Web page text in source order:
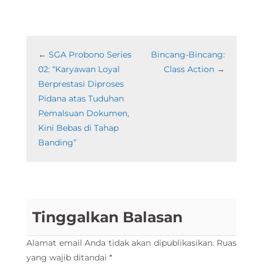
← SGA Probono Series
02: “Karyawan Loyal
Berprestasi Diproses
Pidana atas Tuduhan
Pemalsuan Dokumen,
Kini Bebas di Tahap
Banding”
Bincang-Bincang:
Class Action →
Tinggalkan Balasan
Alamat email Anda tidak akan dipublikasikan. Ruas
yang wajib ditandai *